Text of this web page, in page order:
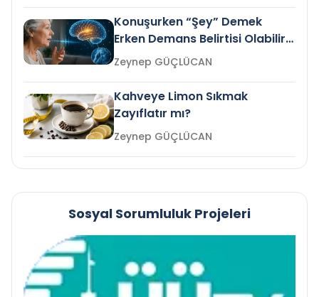
Konuşurken “Şey” Demek
Erken Demans Belirtisi Olabilir
mi?
Zeynep GÜÇLÜCAN
Kahveye Limon Sıkmak
Zayıflatır mı?
Zeynep GÜÇLÜCAN
Sosyal Sorumluluk Projeleri